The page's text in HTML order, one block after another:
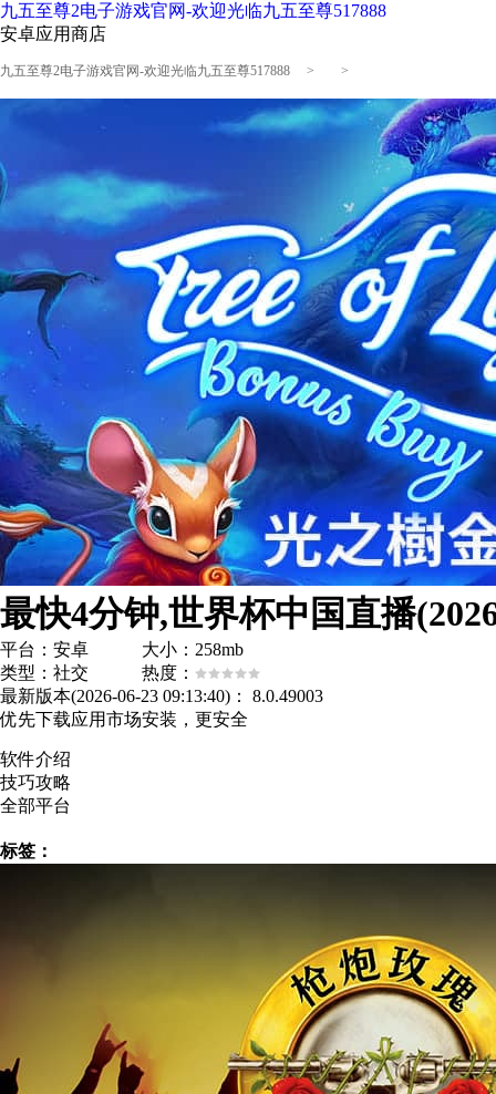
九五至尊2电子游戏官网-欢迎光临九五至尊517888
安卓应用商店
九五至尊2电子游戏官网-欢迎光临九五至尊517888 > >
最快4分钟,世界杯中国直播
平台：安卓 大小：258mb
类型：社交 热度：
最新版本(2026-06-23 09:13:40)：
8.0.49003
优先下载应用市场安装，更安全
软件介绍
技巧攻略
全部平台
标签：